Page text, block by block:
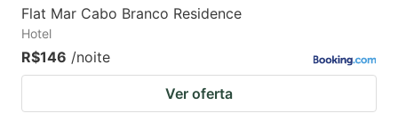
Flat Mar Cabo Branco Residence
Hotel
R$146 /noite
Ver oferta